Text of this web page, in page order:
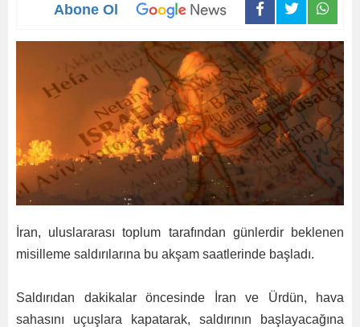
Abone Ol
İran, uluslararası toplum tarafından günlerdir beklenen
misilleme saldırılarına bu akşam saatlerinde başladı.
Saldırıdan dakikalar öncesinde İran ve Ürdün, hava
sahasını uçuşlara kapatarak, saldırının başlayacağına